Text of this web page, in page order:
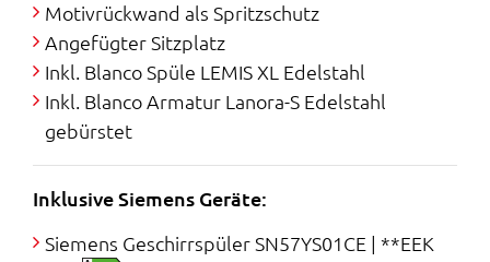
a
r
2
9
,
Motivrückwand als Spritzschutz
Angefügter Sitzplatz
Inkl. Blanco Spüle LEMIS XL Edelstahl
Inkl. Blanco Armatur Lanora-S Edelstahl
gebürstet
Inklusive Siemens Geräte:
Siemens Geschirrspüler SN57YS01CE | **EEK